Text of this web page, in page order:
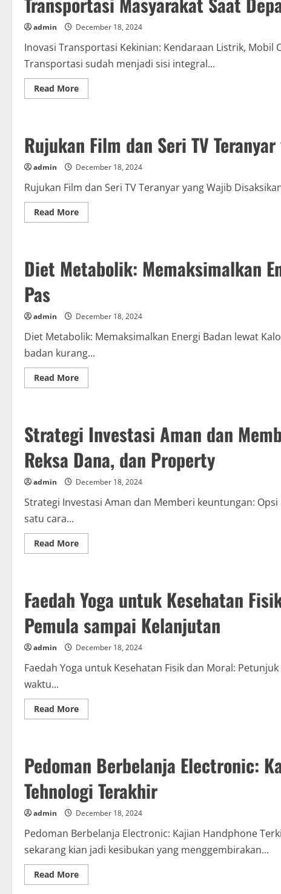
Material
dan
Project
Konstruksi
admin December 18, 2024
Inovasi Transportasi Kekinian: Kendaraan Listrik,
Transportasi sudah menjadi sisi integral...
Read MoreRead
more
Kendaraan
Listrik,
Mobil
Otonom,
dan
Transportasi
Masyarakat
Depan
Rujukan Film dan Seri TV
admin December 18, 2024
Rujukan Film dan Seri TV Teranyar yang Wajib
Read MoreRead
more
Seri
TV
Teranyar
Tahun
Ini
Diet Metabolik: Memaksimalkan
Pas
admin December 18, 2024
Diet Metabolik: Memaksimalkan Energi Badan lewat
badan kurang...
Read MoreRead
more
Energi
Badan
lewat
Kalori
serta
Gizi
Pas
Strategi Investasi Aman dan
Reksa Dana, dan Property
admin December 18, 2024
Strategi Investasi Aman dan Memberi keuntungan:
satu cara...
Read MoreRead
more
dan
Memberi
keuntungan:
Pasar
Saham,
Reksa
Dana,
Property
Faedah Yoga untuk Kesehatan
Pemula sampai Kelanjutan
admin December 18, 2024
Faedah Yoga untuk Kesehatan Fisik dan Moral:
waktu...
Read MoreRead
more
Kesehatan
Fisik
dan
Moral:
Petunjuk
Yoga
buat
Pemula
sampai
Kelanjutan
Pedoman Berbelanja Electronic:
Tehnologi Terakhir
admin December 18, 2024
Pedoman Berbelanja Electronic: Kajian Handphone
sekarang kian jadi kesibukan yang menggembirakan...
Read MoreRead
more